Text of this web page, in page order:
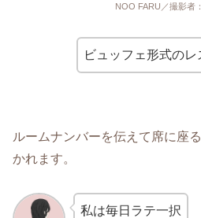
NOO FARU／撮影者：
ビュッフェ形式の
ルームナンバーを伝えて席に座
かれます。
私は毎日ラテ一択